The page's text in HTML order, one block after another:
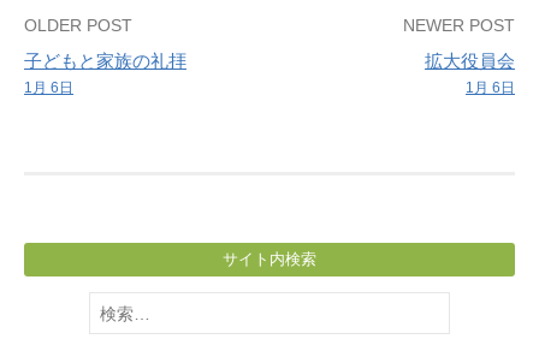
Post
navigation
OLDER POST
子どもと家族の礼拝
1月 6日
NEWER POST
拡大役員会
1月 6日
サイト内検索
検
索: